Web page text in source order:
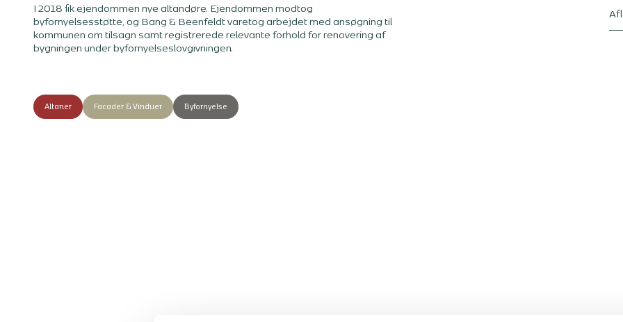
I 2018 fik ejendommen nye altandøre. Ejendommen modtog
byfornyelsesstøtte, og Bang & Beenfeldt varetog arbejdet med ansøgning til
kommunen om tilsagn samt registrerede relevante forhold for renovering af
bygningen under byfornyelseslovgivningen.
Altaner Facader & Vinduer Byfornyelse